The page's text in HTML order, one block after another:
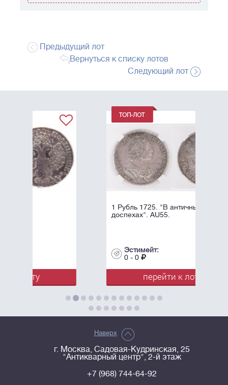
Предыдущий лот
Вернуться к списку лотов
Следующий лот
1 Рубль 1725. "В античных
доспехах". AU55.
перейти к лоту
Наверх
г. Москва, Садовая-Кудринская, 25
"Антикварный центр", 2-й этаж
+7 (968) 744-64-92